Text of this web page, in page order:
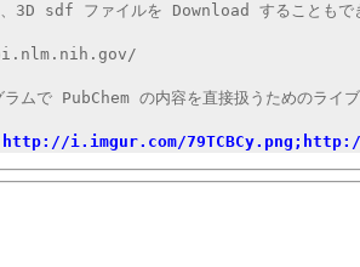
、3D sdf ファイルを Download することもで
ラムで PubChem の内容を直接扱うための
;http://i.imgur.com/